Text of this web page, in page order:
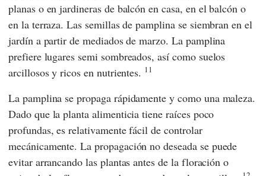
planas o en jardineras de balcón en casa, en el balcón o
en la terraza. Las semillas de pamplina se siembran en el
jardín a partir de mediados de marzo. La pamplina
prefiere lugares semi sombreados, así como suelos
arcillosos y ricos en nutrientes. 11
La pamplina se propaga rápidamente y como una maleza.
Dado que la planta alimenticia tiene raíces poco
profundas, es relativamente fácil de controlar
mecánicamente. La propagación no deseada se puede
evitar arrancando las plantas antes de la floración o